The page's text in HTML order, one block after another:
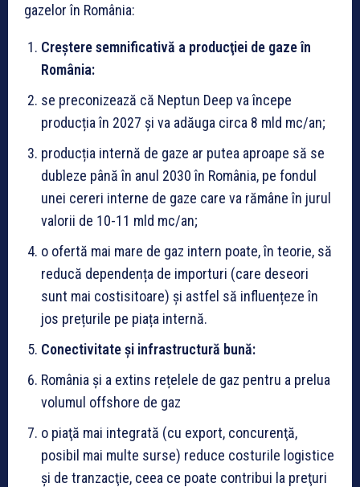
gazelor în România:
Creştere semnificativă a producţiei de gaze în
România:
se preconizează că Neptun Deep va începe
producția în 2027 și va adăuga circa 8 mld mc/an;
producția internă de gaze ar putea aproape să se
dubleze până în anul 2030 în România, pe fondul
unei cereri interne de gaze care va rămâne în jurul
valorii de 10-11 mld mc/an;
o ofertă mai mare de gaz intern poate, în teorie, să
reducă dependența de importuri (care deseori
sunt mai costisitoare) și astfel să influențeze în
jos prețurile pe piața internă.
Conectivitate și infrastructură bună:
România și a extins rețelele de gaz pentru a prelua
volumul offshore de gaz
o piaţă mai integrată (cu export, concurenţă,
posibil mai multe surse) reduce costurile logistice
şi de tranzacţie, ceea ce poate contribui la preţuri